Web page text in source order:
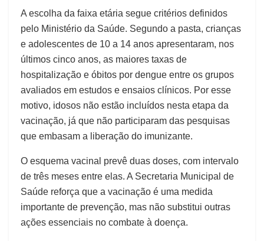
A escolha da faixa etária segue critérios definidos
pelo Ministério da Saúde. Segundo a pasta, crianças
e adolescentes de 10 a 14 anos apresentaram, nos
últimos cinco anos, as maiores taxas de
hospitalização e óbitos por dengue entre os grupos
avaliados em estudos e ensaios clínicos. Por esse
motivo, idosos não estão incluídos nesta etapa da
vacinação, já que não participaram das pesquisas
que embasam a liberação do imunizante.
O esquema vacinal prevê duas doses, com intervalo
de três meses entre elas. A Secretaria Municipal de
Saúde reforça que a vacinação é uma medida
importante de prevenção, mas não substitui outras
ações essenciais no combate à doença.